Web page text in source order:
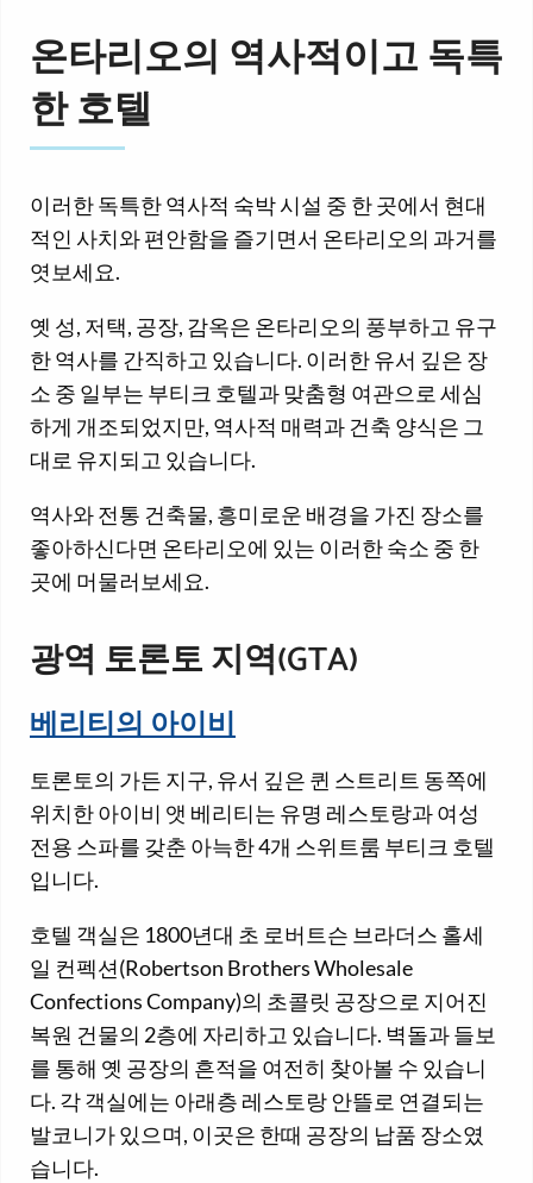
온타리오의 역사적이고 독특
한 호텔
이러한 독특한 역사적 숙박 시설 중 한 곳에서 현대
적인 사치와 편안함을 즐기면서 온타리오의 과거를
엿보세요.
옛 성, 저택, 공장, 감옥은 온타리오의 풍부하고 유구
한 역사를 간직하고 있습니다. 이러한 유서 깊은 장
소 중 일부는 부티크 호텔과 맞춤형 여관으로 세심
하게 개조되었지만, 역사적 매력과 건축 양식은 그
대로 유지되고 있습니다.
역사와 전통 건축물, 흥미로운 배경을 가진 장소를
좋아하신다면 온타리오에 있는 이러한 숙소 중 한
곳에 머물러보세요.
광역 토론토 지역(GTA)
베리티의 아이비
토론토의 가든 지구, 유서 깊은 퀸 스트리트 동쪽에
위치한 아이비 앳 베리티는 유명 레스토랑과 여성
전용 스파를 갖춘 아늑한 4개 스위트룸 부티크 호텔
입니다.
호텔 객실은 1800년대 초 로버트슨 브라더스 홀세
일 컨펙션(Robertson Brothers Wholesale
Confections Company)의 초콜릿 공장으로 지어진
복원 건물의 2층에 자리하고 있습니다. 벽돌과 들보
를 통해 옛 공장의 흔적을 여전히 찾아볼 수 있습니
다. 각 객실에는 아래층 레스토랑 안뜰로 연결되는
발코니가 있으며, 이곳은 한때 공장의 납품 장소였
습니다.